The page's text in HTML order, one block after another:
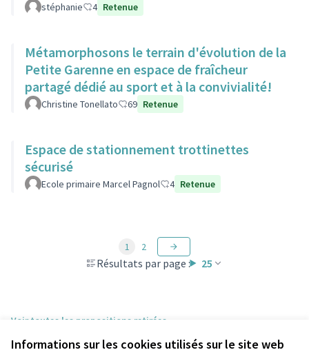
Informations sur les cookies utilisés sur le site web
stéphanie 4 Retenue
Métamorphosons le terrain d'évolution de la
Petite Garenne en espace de fraîcheur
partagé dédié au sport et à la convivialité!
Christine Tonellato 69 Retenue
Espace de stationnement trottinettes
sécurisé
Ecole primaire Marcel Pagnol 4 Retenue
Résultats par page : 25
1 2
Voir toutes les propositions retirées